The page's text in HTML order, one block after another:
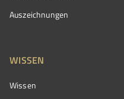
Auszeichnungen
WISSEN
Wissen